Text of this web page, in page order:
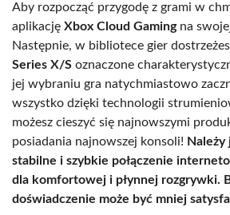
Aby rozpocząć przygodę z grami w
aplikację Xbox Cloud Gamingna
Następnie, w bibliotece gier
Series X/S oznaczone
jej wybraniu gra natychmiastowo
wszystko dzięki technologii
możesz cieszyć się najnowszymi
posiadania najnowszej konsoli! Należy
stabilne i szybkie połączenie
dla komfortowej i płynnej rozgrywki.
doświadczenie może być mniej